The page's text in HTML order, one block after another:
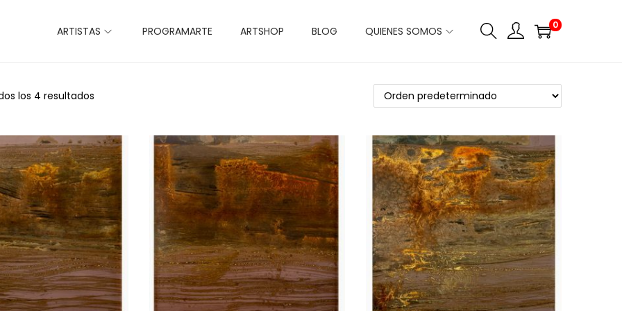
ARTISTAS PROGRAMARTE ARTSHOP BLOG QUIENES SOMOS 0
los 4 resultados